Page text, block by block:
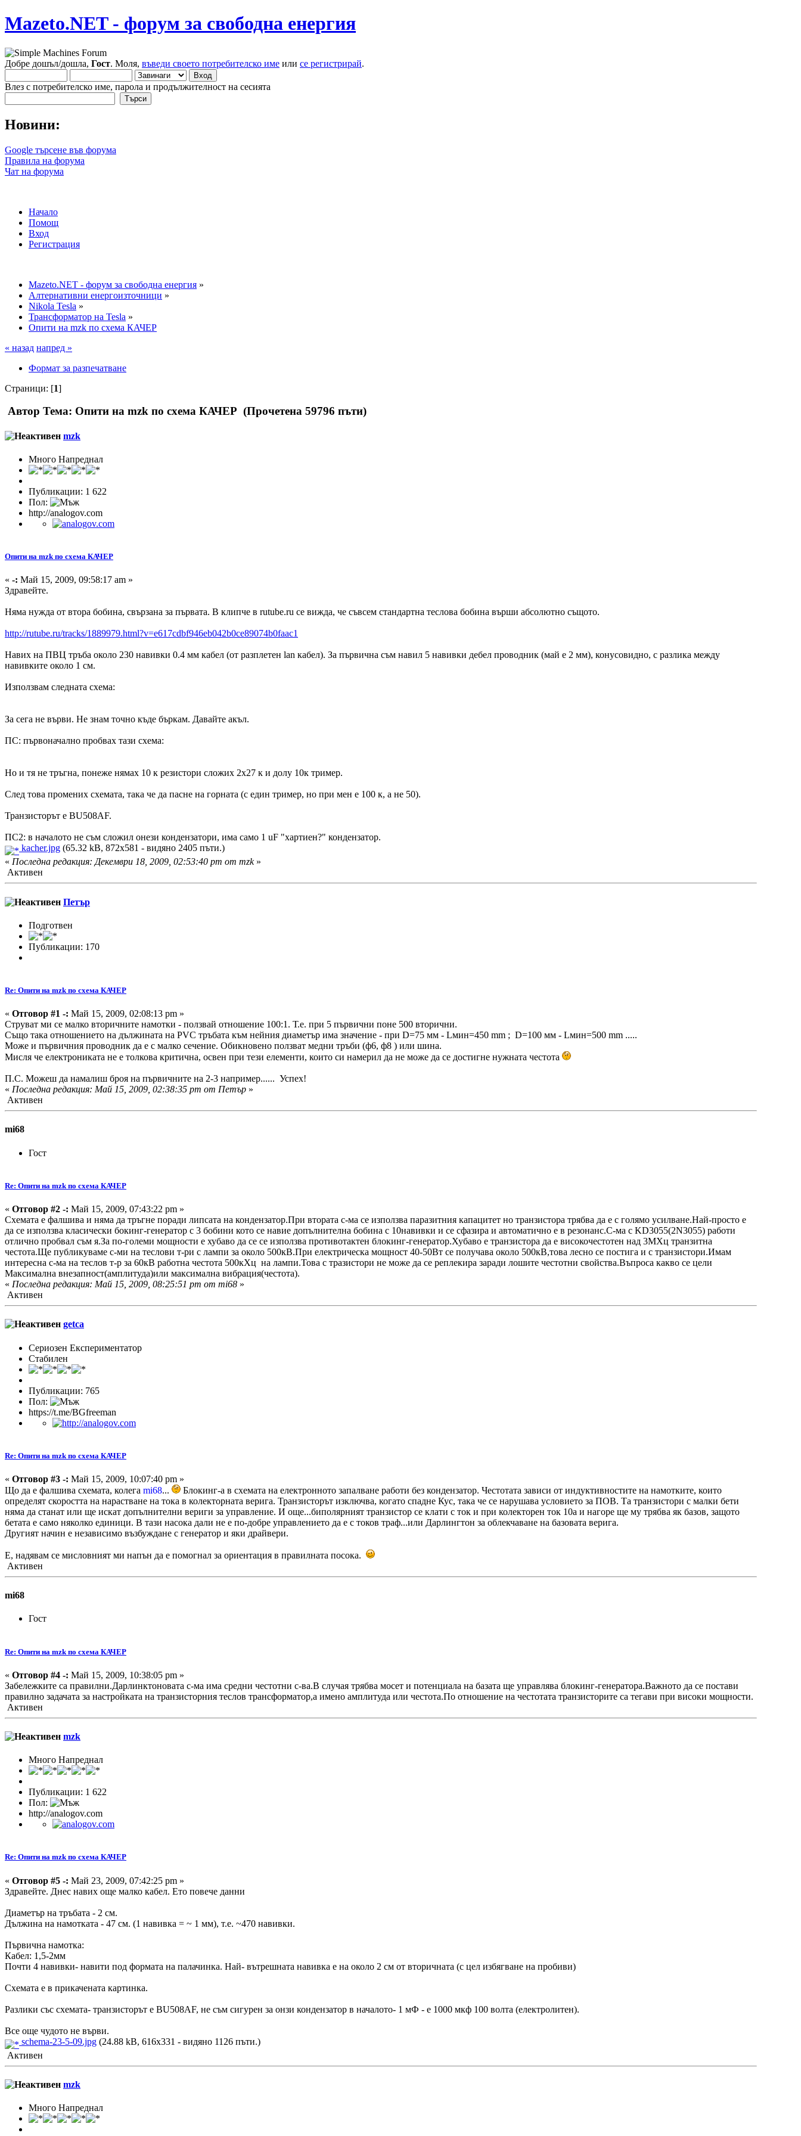
Mazeto.NET - форум за свободна енергия
Добре дошъл/дошла, Гост. Моля, въведи своето потребителско име или се регистрирай.
Влез с потребителско име, парола и продължителност на сесията
Новини:
Google търсене във форума
Правила на форума
Чат на форума
Начало
Помощ
Вход
Регистрация
Mazeto.NET - форум за свободна енергия »
Алтернативни енергоизточници »
Nikola Tesla »
Трансформатор на Tesla »
Опити на mzk по схема КАЧЕР
« назад напред »
Формат за разпечатване
Страници: [1]
Автор Тема: Опити на mzk по схема КАЧЕР (Прочетена 59796 пъти)
mzk
Много Напреднал
Публикации: 1 622
Пол:
http://analogov.com
Опити на mzk по схема КАЧЕР
« -: Май 15, 2009, 09:58:17 am »
Здравейте.
Няма нужда от втора бобина, свързана за първата. В клипче в rutube.ru се вижда, че съвсем стандартна теслова бобина върши абсолютно същото.
http://rutube.ru/tracks/1889979.html?v=e617cdbf946eb042b0ce89074b0faac1
Навих на ПВЦ тръба около 230 навивки 0.4 мм кабел (от разплетен lan кабел). За първична съм навил 5 навивки дебел проводник (май е 2 мм), конусовидно, с разлика между
навивките около 1 см.
Използвам следната схема:
За сега не върви. Не знам точно къде бъркам. Давайте акъл.
ПС: първоначално пробвах тази схема:
Но и тя не тръгна, понеже нямах 10 к резистори сложих 2х27 к и долу 10к тример.
След това промених схемата, така че да пасне на горната (с един тример, но при мен е 100 к, а не 50).
Транзисторът е BU508AF.
ПС2: в началото не съм сложил онези кондензатори, има само 1 uF "хартиен?" кондензатор.
kacher.jpg (65.32 kB, 872x581 - видяно 2405 пъти.)
« Последна редакция: Декември 18, 2009, 02:53:40 pm от mzk»
Активен
Петър
Подготвен
Публикации: 170
Re: Опити на mzk по схема КАЧЕР
« Отговор #1 -: Май 15, 2009, 02:08:13 pm »
Струват ми се малко вторичните намотки - ползвай отношение 100:1. Т.е. при 5 първични поне 500 вторични.
Също така отношението на дължината на PVC тръбата към нейния диаметър има значение - при D=75 мм - Lмин=450 mm ; D=100 мм - Lмин=500 mm .....
Може и първичния проводник да е с малко сечение. Обикновено ползват медни тръби (ф6, ф8 ) или шина.
Мисля че електрониката не е толкова критична, освен при тези елементи, които си намерил да не може да се достигне нужната честота
П.С. Можеш да намалиш броя на първичните на 2-3 например...... Успех!
« Последна редакция: Май 15, 2009, 02:38:35 pm от Петър »
Активен
mi68
Гост
Re: Опити на mzk по схема КАЧЕР
« Отговор #2 -: Май 15, 2009, 07:43:22 pm »
Схемата е фалшива и няма да тръгне поради липсата на кондензатор.При втората с-ма се използва паразитния капацитет но транзистора трябва да е с голямо усилване.Най-просто е
да се използва класически бокинг-генератор с 3 бобини кото се навие допълнителна бобина с 10навивки и се сфазира и автоматично е в резонанс.С-ма с KD3055(2N3055) работи
отлично пробвал съм я.За по-големи мощности е хубаво да се се използва противотактен блокинг-генератор.Хубаво е транзистора да е високочестотен над 3МХц транзитна
честота.Ще публикуваме с-ми на теслови т-ри с лампи за около 500кВ.При електрическа мощност 40-50Вт се получава около 500кВ,това лесно се постига и с транзистори.Имам
интересна с-ма на теслов т-р за 60кВ работна честота 500кХц на лампи.Това с тразистори не може да се реплекира заради лошите честотни свойства.Въпроса какво се цели
Максимална внезапност(амплитуда)или максимална вибрация(честота).
« Последна редакция: Май 15, 2009, 08:25:51 pm от mi68 »
Активен
getca
Сериозен Експериментатор
Стабилен
Публикации: 765
Пол:
https://t.me/BGfreeman
Re: Опити на mzk по схема КАЧЕР
« Отговор #3 -: Май 15, 2009, 10:07:40 pm »
Що да е фалшива схемата, колега mi68...
Блокинг-а в схемата на електронното запалване работи без кондензатор. Честотата зависи от индуктивностите на намотките, които
определят скоростта на нарастване на тока в колекторната верига. Транзисторът изключва, когато спадне Кус, така че се нарушава условието за ПОВ. Та транзистори с малки бети
няма да станат или ще искат допълнителни вериги за управление. И още...биполярният транзистор се клати с ток и при колекторен ток 10а и нагоре ще му трябва як базов, защото
бетата е само няколко единици. В тази насока дали не е по-добре управлението да е с токов траф...или Дарлингтон за облекчаване на базовата верига.
Другият начин е независимо възбуждане с генератор и яки драйвери.
Е, надявам се мисловният ми напън да е помогнал за ориентация в правилната посока.
Активен
mi68
Гост
Re: Опити на mzk по схема КАЧЕР
« Отговор #4 -: Май 15, 2009, 10:38:05 pm »
Забележките са правилни.Дарлинктоновата с-ма има средни честотни с-ва.В случая трябва мосет и потенциала на базата ще управлява блокинг-генератора.Важното да се постави
правилно задачата за настройката на транзисторния теслов трансформатор,а имено амплитуда или честота.По отношение на честотата транзисторите са тегави при високи мощности.
Активен
mzk
Много Напреднал
Публикации: 1 622
Пол:
http://analogov.com
Re: Опити на mzk по схема КАЧЕР
« Отговор #5 -: Май 23, 2009, 07:42:25 pm »
Здравейте. Днес навих още малко кабел. Ето повече данни
Диаметър на тръбата - 2 см.
Дължина на намотката - 47 см. (1 навивка = ~ 1 мм), т.е. ~470 навивки.
Първична намотка:
Кабел: 1,5-2мм
Почти 4 навивки- навити под формата на палачинка. Най- вътрешната навивка е на около 2 см от вторичната (с цел избягване на пробиви)
Схемата е в прикачената картинка.
Разлики със схемата- транзисторът е BU508AF, не съм сигурен за онзи кондензатор в началото- 1 мФ - е 1000 мкф 100 волта (електролитен).
Все още чудото не върви.
schema-23-5-09.jpg (24.88 kB, 616x331 - видяно 1126 пъти.)
Активен
mzk
Много Напреднал